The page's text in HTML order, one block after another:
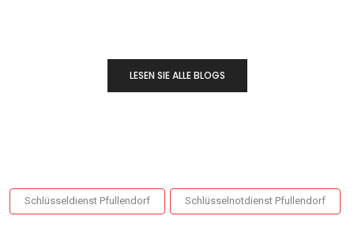
LESEN SIE ALLE BLOGS
Schlüsseldienst Pfullendorf Schlüsselnotdienst Pfullendorf